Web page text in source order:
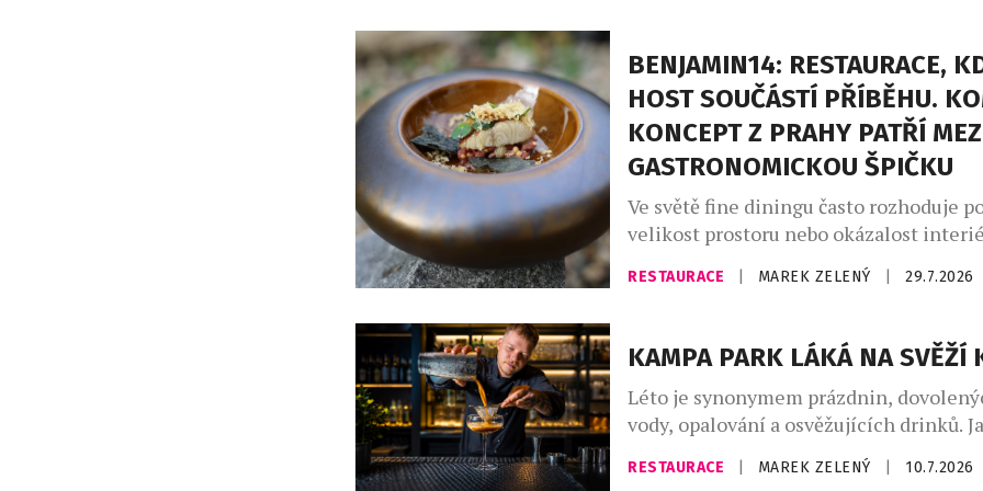
připravila na podzim 2026 sérii tří
degustačních večerů. Dva z nich se
restauraci PRU58, jeden v […]
BENJAMIN14: RESTAURACE,
HOST SOUČÁSTÍ PŘÍBĚHU.
KONCEPT Z PRAHY PATŘÍ
GASTRONOMICKOU ŠPIČKU
Ve světě fine diningu často rozhoduje
velikost prostoru nebo okázalost
Restaurace Benjamin14, která otevřela
roce 2018 v pražských Vršovicích, se
prostor pro pouhých deset hostů. Místo
servisu přišel osobní dialog. A místo
kuchyní a hostem vznikla restaurace,
RESTAURACE MAREK ZELENÝ 29.7.2026
KAMPA PARK LÁKÁ NA SVĚŽÍ
Léto je synonymem prázdnin,
vody, opalování a osvěžujících drinků.
ve městě, když chodíte do práce?
protéká Vltava. Řeka příjemně ochladí
RESTAURACE MAREK ZELENÝ 10.7.2026